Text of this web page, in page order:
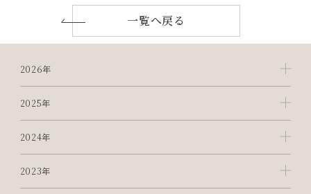
一覧へ戻る
2026年
2025年
2024年
2023年